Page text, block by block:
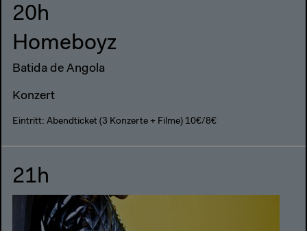
20h
Homeboyz
Batida de Angola
Konzert
Eintritt: Abendticket (3 Konzerte + Filme) 10€/8€
21h